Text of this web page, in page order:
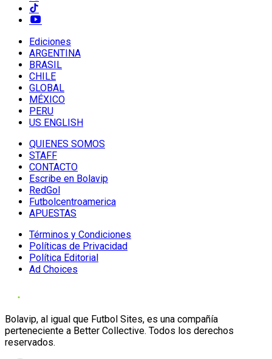
Ediciones
ARGENTINA
BRASIL
CHILE
GLOBAL
MÉXICO
PERU
US ENGLISH
QUIENES SOMOS
STAFF
CONTACTO
Escribe en Bolavip
RedGol
Futbolcentroamerica
APUESTAS
Términos y Condiciones
Políticas de Privacidad
Política Editorial
Ad Choices
Bolavip, al igual que Futbol Sites, es una compañía
perteneciente a Better Collective. Todos los derechos
reservados.